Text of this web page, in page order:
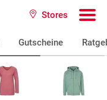
Stores
Gutscheine